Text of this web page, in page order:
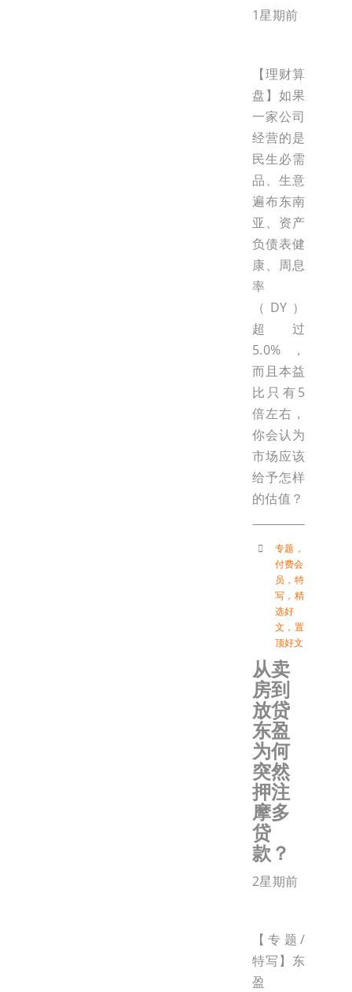
1星期前
【理财算
盘】如果
一家公司
经营的是
民生必需
品、生意
遍布东南
亚、资产
负债表健
康、周息
率
（DY）
超过
5.0%，
而且本益
比只有5
倍左右，
你会认为
市场应该
给予怎样
的估值？
专题 ，
付费会
员 ， 特
写 ， 精
选好
文 ， 置
顶好文
从卖
房到
放贷
东盈
为何
突然
押注
摩多
贷
款？
2星期前
【专题/
特写】东
盈